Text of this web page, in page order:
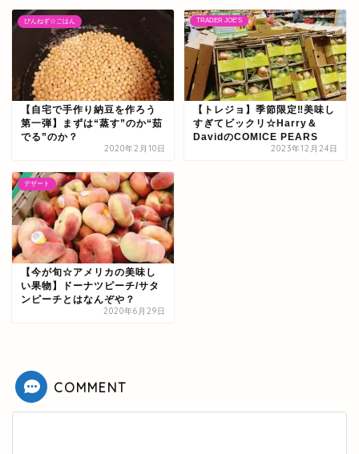
ぴんねず☆ごはん
【自宅で手作り納豆を作ろう
第一弾】まずは“蒸す”のか“茹
でる”のか？
2020年2月10日
TRADER JOE'S
【トレジョ】季節限定‼美味し
すぎてビックリ☆Harry＆
DavidのCOMICE PEARS
2023年12月24日
デザート
【今が旬☆アメリカの美味し
い果物】ドーナツピーチ/サタ
ンピーチとはなんぞや？
2020年6月29日
COMMENT